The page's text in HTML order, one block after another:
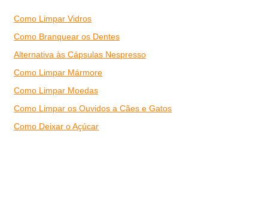
Como Limpar Vidros
Como Branquear os Dentes
Alternativa às Cápsulas Nespresso
Como Limpar Mármore
Como Limpar Moedas
Como Limpar os Ouvidos a Cães e Gatos
Como Deixar o Açúcar